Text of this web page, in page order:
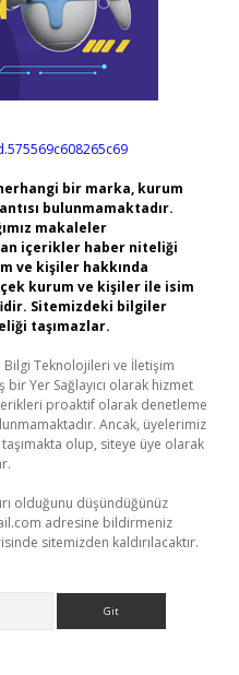
bir marka, kurum
bulunmamaktadır.
makaleler
içerikler haber niteliği
ve kişiler hakkında
kurum ve kişiler ile isim
Sitemizdeki bilgiler
taşımazlar.
Bilgi Teknolojileri ve İletişim
bir Yer Sağlayıcı olarak hizmet
proaktif olarak denetleme
Ancak, üyelerimiz
olup, siteye üye olarak
olduğunu düşündüğünüz
adresine bildirmeniz
sitemizden kaldırılacaktır.